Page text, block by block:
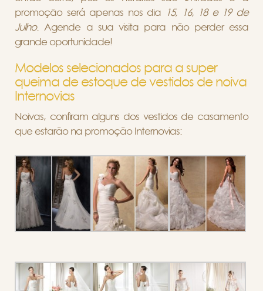
promoção será apenas nos dia
15, 16, 18 e 19 de
Julho. Agende a sua visita para não perder essa
grande oportunidade!
Modelos selecionados para a super
queima de estoque de vestidos de noiva
Internovias
Noivas, confiram alguns dos vestidos de casamento
que estarão na promoção Internovias: